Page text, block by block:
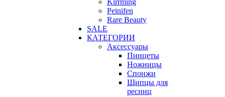
Kirrming
Peinifen
Rare Beauty
SALE
КАТЕГОРИИ
Аксессуары
Пинцеты
Ножницы
Спонжи
Щипцы для
ресниц